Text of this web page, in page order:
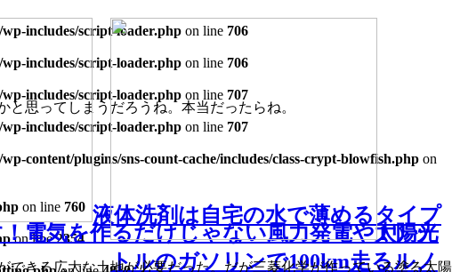
includes/script-loader.php on line 706
includes/script-loader.php on line 706
includes/script-loader.php on line 707
includes/script-loader.php on line 707
content/plugins/sns-count-cache/includes/class-crypt-blowfish.php on
on line 760
on line2354
思ってしまうだろうね。本当だったらね。
電気を作るだけじゃない風力発電や太陽光
液体洗剤は自宅の水で薄めるタイプ
1リッ
トルのガソリンで100km走るルノ
きる広大な土地が必要だった。だが三菱化学が作っている塗る太陽